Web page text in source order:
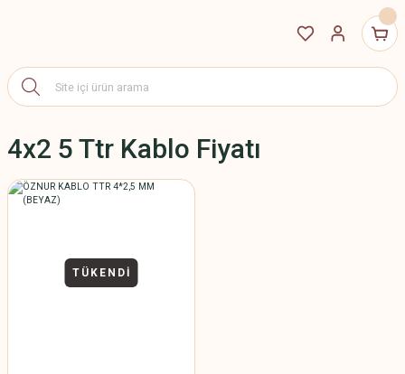
4x2 5 Ttr Kablo Fiyatı
TÜKENDİ